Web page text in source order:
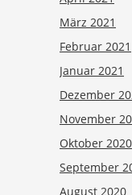
März 2021
Februar 2021
Januar 2021
Dezember
November
Oktober 2020
September
August 2020